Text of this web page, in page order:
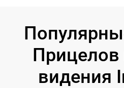
Прицелов
видения